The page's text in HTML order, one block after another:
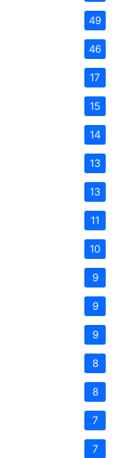
49
46
17
15
14
13
13
11
10
9
9
9
8
8
7
7